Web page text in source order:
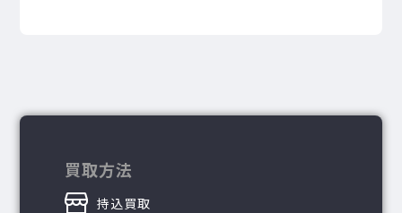
買取方法
持込買取